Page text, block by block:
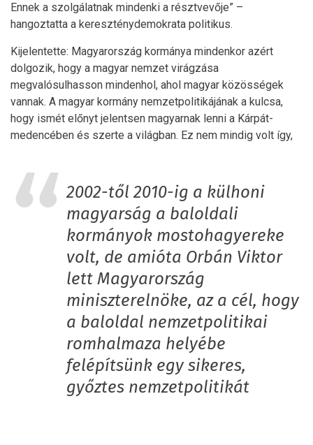
Ennek a szolgálatnak mindenki a résztvevője” –
hangoztatta a kereszténydemokrata politikus.
Kijelentette: Magyarország kormánya mindenkor azért
dolgozik, hogy a magyar nemzet virágzása
megvalósulhasson mindenhol, ahol magyar közösségek
vannak. A magyar kormány nemzetpolitikájának a kulcsa,
hogy ismét előnyt jelentsen magyarnak lenni a Kárpát-
medencében és szerte a világban. Ez nem mindig volt így,
2002-től 2010-ig a külhoni
magyarság a baloldali
kormányok mostohagyereke
volt, de amióta Orbán Viktor
lett Magyarország
miniszterelnöke, az a cél, hogy
a baloldal nemzetpolitikai
romhalmaza helyébe
felépítsünk egy sikeres,
győztes nemzetpolitikát